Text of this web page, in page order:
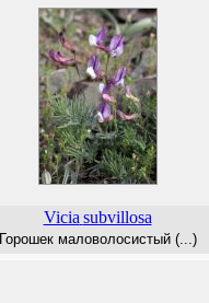
Vicia subvillosa
Горошек маловолосистый (...)